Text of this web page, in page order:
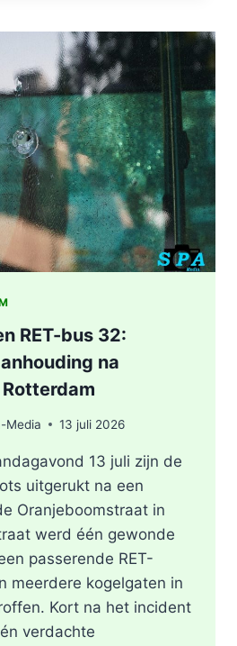
RET-bus 32:
na
Media 13 juli 2026
13 juli zijn de
uitgerukt na een
Oranjeboomstraat in
werd één gewonde
passerende RET-
meerdere kogelgaten in
Kort na het incident
verdachte